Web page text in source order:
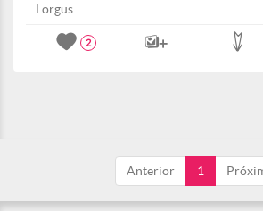
Lorgus
2
Anterior 1